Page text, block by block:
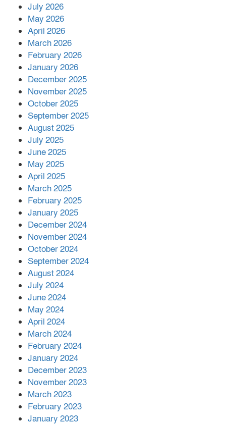
পর ফোন তারেক রহমানের,গ্যাস সঙ্কট
সহায়তা দিলেন সাচিং প্রু জেরী
July 2026
May 2026
April 2026
March 2026
February 2026
January 2026
December 2025
November 2025
October 2025
September 2025
August 2025
July 2025
June 2025
May 2025
April 2025
March 2025
February 2025
January 2025
December 2024
November 2024
October 2024
September 2024
August 2024
July 2024
June 2024
May 2024
April 2024
March 2024
February 2024
January 2024
December 2023
November 2023
March 2023
February 2023
January 2023